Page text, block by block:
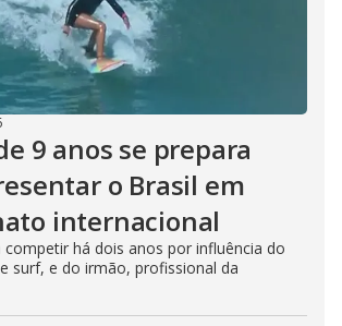
9 anos se prepara
o Brasil em
internacional
competir há dois anos por influência do
surf, e do irmão, profissional da